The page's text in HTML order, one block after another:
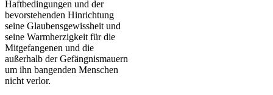
Haftbedingungen und der
bevorstehenden Hinrichtung
seine Glaubensgewissheit und
seine Warmherzigkeit für die
Mitgefangenen und die
außerhalb der Gefängnismauern
um ihn bangenden Menschen
nicht verlor.